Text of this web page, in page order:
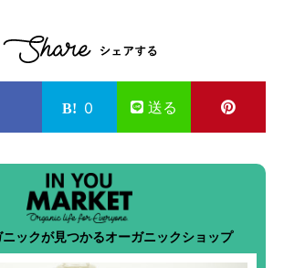
0 送る
ックが見つかるオーガニックショップ